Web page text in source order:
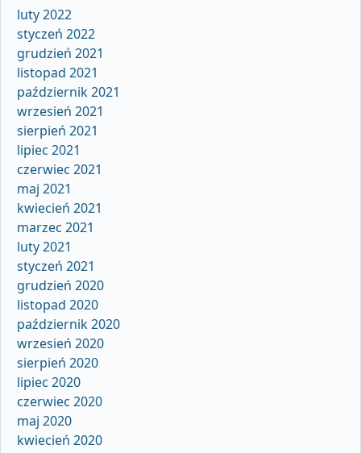
luty 2022
styczeń 2022
grudzień 2021
listopad 2021
październik 2021
wrzesień 2021
sierpień 2021
lipiec 2021
czerwiec 2021
maj 2021
kwiecień 2021
marzec 2021
luty 2021
styczeń 2021
grudzień 2020
listopad 2020
październik 2020
wrzesień 2020
sierpień 2020
lipiec 2020
czerwiec 2020
maj 2020
kwiecień 2020